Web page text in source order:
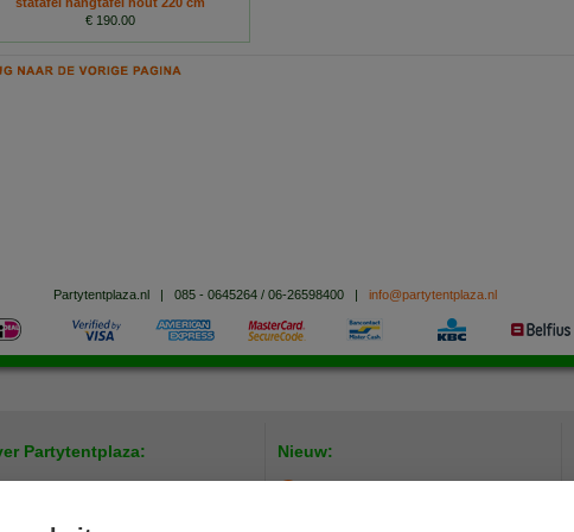
statafel hangtafel hout 220 cm
€ 190.00
Partytentplaza.nl 085 - 0645264 / 06-26598400| info@partytentplaza.nl
Partytentplaza: Nieuw: